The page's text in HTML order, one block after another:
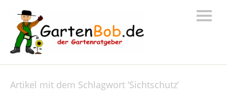
Artikel mit dem Schlagwort ‘Sichtschutz’